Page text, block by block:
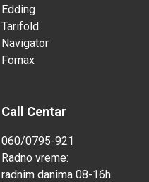
Edding
Tarifold
Navigator
Fornax
Call Centar
060/0795-921
Radno vreme:
radnim danima 08-16h